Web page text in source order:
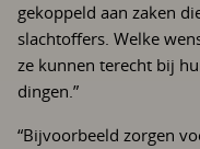
gekoppeld aan zaken
slachtoffers. Welke
ze kunnen terecht bij
dingen.”
“Bijvoorbeeld zorgen